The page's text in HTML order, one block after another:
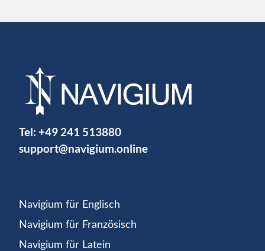
Tel: +49 241 513880
support@navigium.online
Navigium für Englisch
Navigium für Französisch
Navigium für Latein